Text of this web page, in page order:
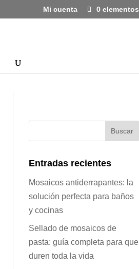
Mi cuenta 0 elementos
Entradas recientes
Mosaicos antiderrapantes: la
solución perfecta para baños
y cocinas
Sellado de mosaicos de
pasta: guía completa para que
duren toda la vida